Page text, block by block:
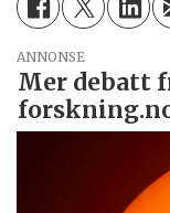
ANNONSE
Mer debatt